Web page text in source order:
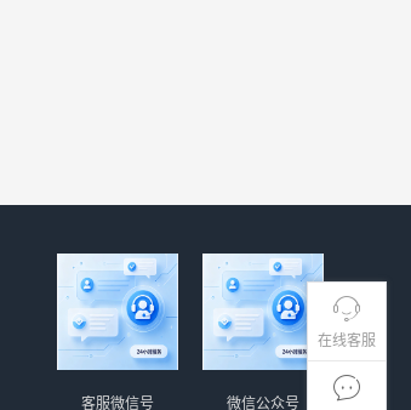
在线客服
微信公众号
客服微信号